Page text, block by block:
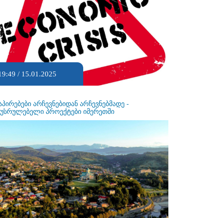
/ 15.01.2025
არჩევნებიდან არჩევნებმადე -
პროექტები იმერეთში